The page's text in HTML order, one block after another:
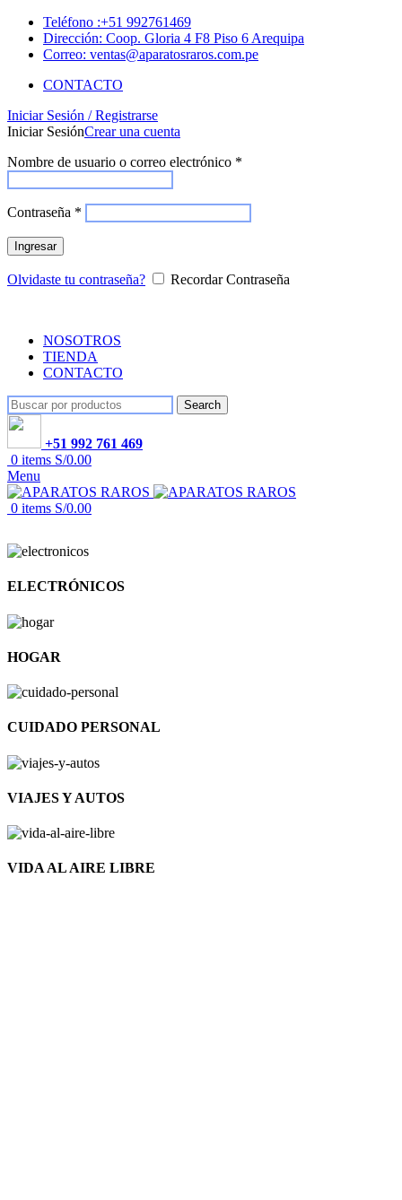
Teléfono :+51 992761469
Dirección: Coop. Gloria 4 F8 Piso 6 Arequipa
Correo: ventas@aparatosraros.com.pe
CONTACTO
Iniciar Sesión / Registrarse
Iniciar SesiónCrear una cuenta
Nombre de usuario o correo electrónico *
Contraseña *
Ingresar
Olvidaste tu contraseña? Recordar Contraseña
NOSOTROS
TIENDA
CONTACTO
Search
+51 992 761 469
0 items S/0.00
Menu
0 items S/0.00
ELECTRÓNICOS
HOGAR
CUIDADO PERSONAL
VIAJES Y AUTOS
VIDA AL AIRE LIBRE